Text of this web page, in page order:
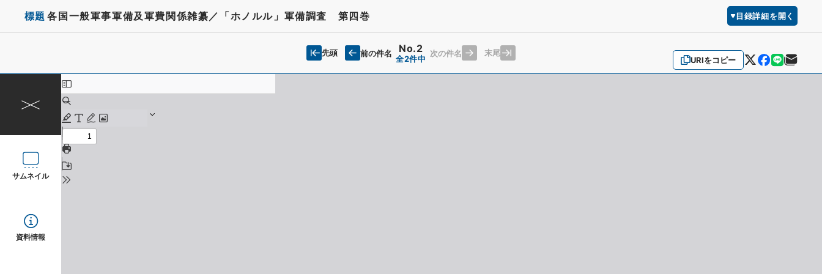
標題 各国一般軍事軍備及軍費関係雑纂／「ホノルル」軍備調査 第四巻 目録詳細を開く
URIをコピー
先頭 前の件名 No.2
全2件中
次の件名 末尾
サムネイル
資料情報